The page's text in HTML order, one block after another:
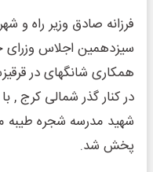
فرزانه صادق وزیر راه و
سیزدهمین اجلاس
در کنار گذر شمالی کرج ,
شهید مدرسه شجره طیبه
پخش شد.